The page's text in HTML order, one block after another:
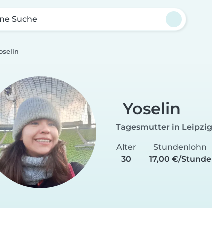
Suche
Yoselin
Tagesmutter in Leipzig
Alter
30
Stundenlohn
17,00 €/Stunde